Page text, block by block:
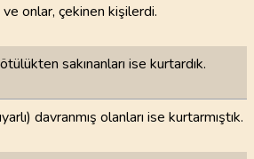
ve onlar, çekinen kişilerdi.
sakınanları ise kurtardık.
davranmış olanları ise kurtarmıştık.